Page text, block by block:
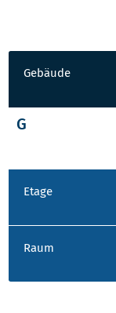
Gebäude
G
Etage
Raum